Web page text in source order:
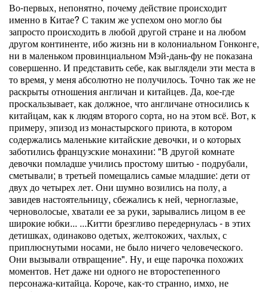
Во-первых, непонятно, почему действие происходит
именно в Китае? С таким же успехом оно могло бы
запросто происходить в любой другой стране и на любом
другом континенте, ибо жизнь ни в колониальном Гонконге,
ни в маленьком провинциальном Мэй-дань-фу не показана
совершенно. И представить себе, как выглядели эти места в
то время, у меня абсолютно не получилось. Точно так же не
раскрыты отношения англичан и китайцев. Да, кое-где
проскальзывает, как должное, что англичане относились к
китайцам, как к людям второго сорта, но на этом всё. Вот, к
примеру, эпизод из монастырского приюта, в котором
содержались маленькие китайские девочки, и о которых
заботились французские монахини: "В другой комнате
девочки помладше учились простому шитью - подрубали,
сметывали; в третьей помещались самые младшие: дети от
двух до четырех лет. Они шумно возились на полу, а
завидев настоятельницу, сбежались к ней, черноглазые,
черноволосые, хватали ее за руки, зарывались лицом в ее
широкие юбки... ...Китти брезгливо передернулась - в этих
детишках, одинаково одетых, желтокожих, чахлых, с
приплюснутыми носами, не было ничего человеческого.
Они вызывали отвращение". Ну, и еще парочка похожих
моментов. Нет даже ни одного не второстепенного
персонажа-китайца. Короче, как-то странно, имхо, не